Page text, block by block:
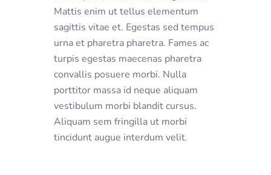
Mattis enim ut tellus elementum
sagittis vitae et. Egestas sed tempus
urna et pharetra pharetra. Fames ac
turpis egestas maecenas pharetra
convallis posuere morbi. Nulla
porttitor massa id neque aliquam
vestibulum morbi blandit cursus.
Aliquam sem fringilla ut morbi
tincidunt augue interdum velit.